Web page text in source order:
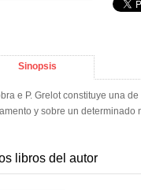
Sinopsis
e P. Grelot constituye una
y sobre un
libros del autor